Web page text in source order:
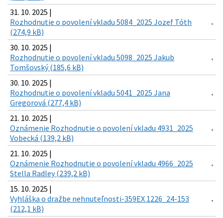
31. 10. 2025 |
Rozhodnutie o povolení vkladu 5084_2025 Jozef Tóth
(274,9 kB)
30. 10. 2025 |
Rozhodnutie o povolení vkladu 5098_2025 Jakub
Tomšovský (185,6 kB)
30. 10. 2025 |
Rozhodnutie o povolení vkladu 5041_2025 Jana
Gregorová (277,4 kB)
21. 10. 2025 |
Oznámenie Rozhodnutie o povolení vkladu 4931_2025
Vobecká (139,2 kB)
21. 10. 2025 |
Oznámenie Rozhodnutie o povolení vkladu 4966_2025
Stella Radley (239,2 kB)
15. 10. 2025 |
Vyhláška o dražbe nehnuteľnosti-359EX 1226_24-153
(212,1 kB)